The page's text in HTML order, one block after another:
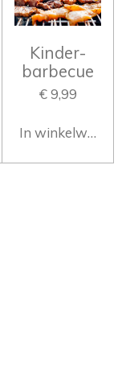
Kinder-
barbecue
€ 9,99
In winkelwagen